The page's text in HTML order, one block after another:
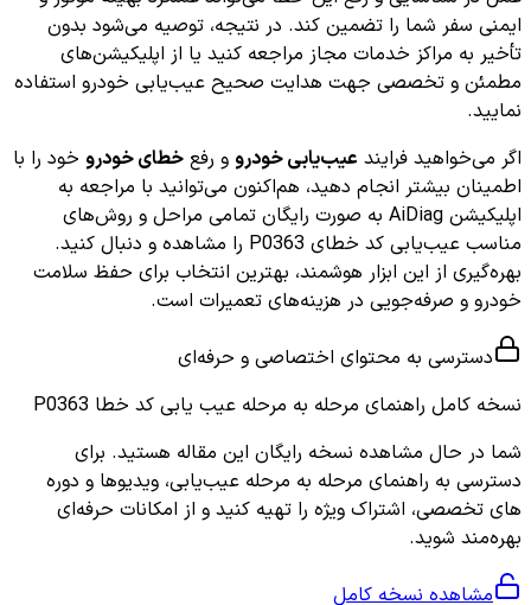
ایمنی سفر شما را تضمین کند. در نتیجه، توصیه می‌شود بدون
تأخیر به مراکز خدمات مجاز مراجعه کنید یا از اپلیکیشن‌های
مطمئن و تخصصی جهت هدایت صحیح عیب‌یابی خودرو استفاده
نمایید.
اگر می‌خواهید فرایند عیب‌یابی خودرو و رفع خطای خودرو خود را با
اطمینان بیشتر انجام دهید، هم‌اکنون می‌توانید با مراجعه به
اپلیکیشن AiDiag به صورت رایگان تمامی مراحل و روش‌های
مناسب عیب‌یابی کد خطای P0363 را مشاهده و دنبال کنید.
بهره‌گیری از این ابزار هوشمند، بهترین انتخاب برای حفظ سلامت
خودرو و صرفه‌جویی در هزینه‌های تعمیرات است.
دسترسی به محتوای اختصاصی و حرفه‌ای
نسخه کامل راهنمای مرحله به مرحله عیب یابی کد خطا P0363
شما در حال مشاهده نسخه رایگان این مقاله هستید. برای
دسترسی به راهنمای مرحله به مرحله عیب‌یابی، ویدیوها و دوره
های تخصصی، اشتراک ویژه را تهیه کنید و از امکانات حرفه‌ای
بهره‌مند شوید.
مشاهده نسخه کامل